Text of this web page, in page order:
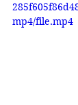
mp4/file.mp4